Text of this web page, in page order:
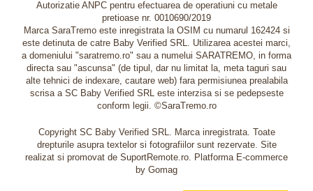
Autorizatie ANPC pentru efectuarea de operatiuni cu metale
pretioase nr. 0010690/2019
Marca SaraTremo este inregistrata la OSIM cu numarul 162424 si
este detinuta de catre Baby Verified SRL. Utilizarea acestei marci,
a domeniului "saratremo.ro" sau a numelui SARATREMO, in forma
directa sau "ascunsa" (de tipul, dar nu limitat la, meta taguri sau
alte tehnici de indexare, cautare web) fara permisiunea prealabila
scrisa a SC Baby Verified SRL este interzisa si se pedepseste
conform legii. ©SaraTremo.ro
Copyright SC Baby Verified SRL. Marca inregistrata. Toate
drepturile asupra textelor si fotografiilor sunt rezervate. Site
realizat si promovat de SuportRemote.ro. Platforma E-commerce
by Gomag